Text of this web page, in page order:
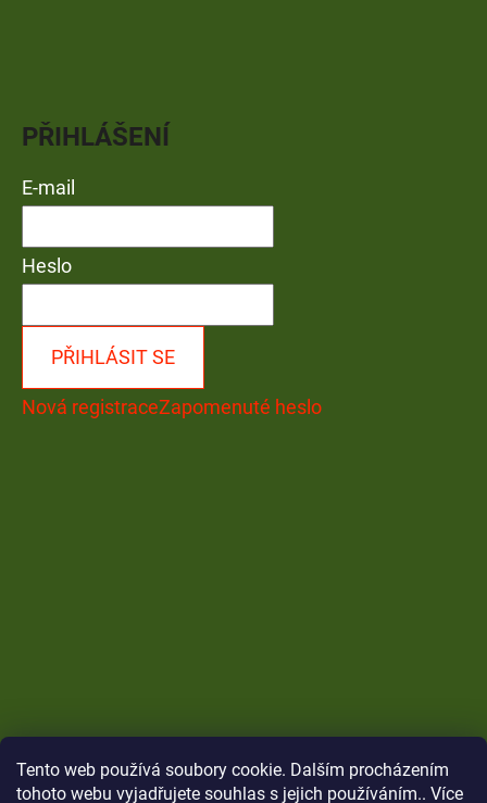
Tento web používá soubory cookie. Dalším procházením
tohoto webu vyjadřujete souhlas s jejich používáním.. Více
PŘIHLÁŠENÍ
E-mail
Heslo
PŘIHLÁSIT SE
Nová registraceZapomenuté heslo